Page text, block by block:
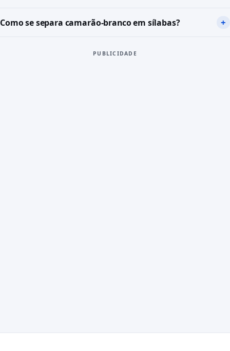
Como se separa camarão-branco em sílabas?
PUBLICIDADE